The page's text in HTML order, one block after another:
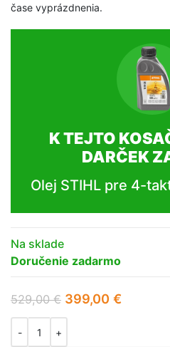
čase vyprázdnenia.
K TEJTO
DARČEK
Olej STIHL pre 4-
Na sklade
Doručenie zadarmo
529,00€ 399,00 €